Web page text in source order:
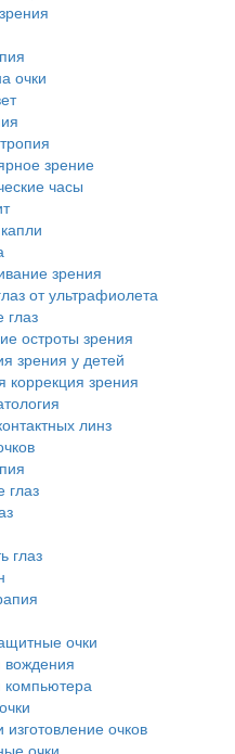
очки
зрение
часы
зрения
от ультрафиолета
глаз
остроты зрения
зрения у детей
коррекция зрения
линз
глаз
глаз
очки
вождения
компьютера
изготовление очков